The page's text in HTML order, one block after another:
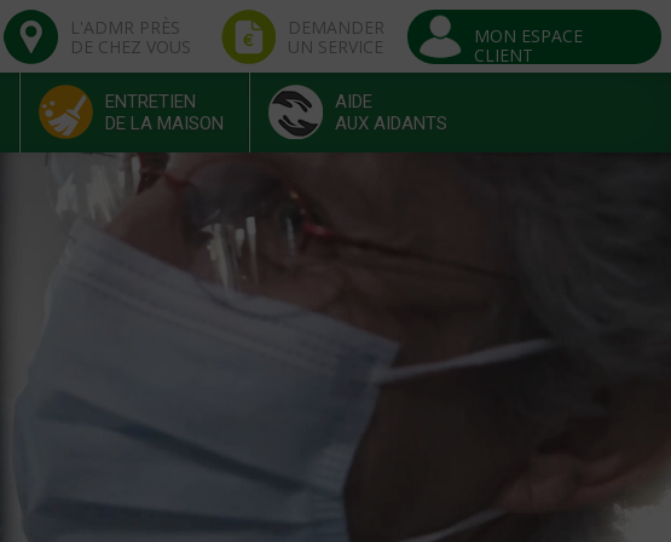
L'ADMR PRÈS
DE CHEZ VOUS
DEMANDER
UN SERVICE
MON ESPACE
CLIENT
ENTRETIEN
DE LA MAISON
AIDE
AUX AIDANTS